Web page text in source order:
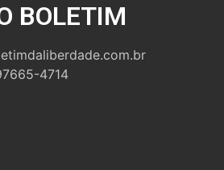
BOLETIM
4714